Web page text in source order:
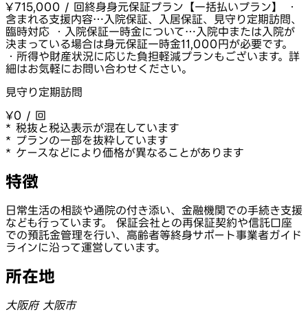
¥715,000 / 回終身身元保証プラン【一括払いプラン】 ・
含まれる支援内容…入院保証、入居保証、見守り定期訪問、
臨時対応 ・入院保証一時金について…入院中または入院が
決まっている場合は身元保証一時金11,000円が必要です。
・所得や財産状況に応じた負担軽減プランもございます。詳
細はお気軽にお問い合わせください。
見守り定期訪問
¥0 / 回
* 税抜と税込表示が混在しています
* プランの一部を抜粋しています
* ケースなどにより価格が異なることがあります
特徴
日常生活の相談や通院の付き添い、金融機関での手続き支援
なども行っています。 保証会社との再保証契約や信託口座
での預託金管理を行い、高齢者等終身サポート事業者ガイド
ラインに沿って運営しています。
所在地
大阪府 大阪市